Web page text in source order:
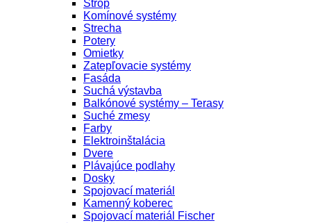
Strop
Komínové systémy
Strecha
Potery
Omietky
Zatepľovacie systémy
Fasáda
Suchá výstavba
Balkónové systémy – Terasy
Suché zmesy
Farby
Elektroinštalácia
Dvere
Plávajúce podlahy
Dosky
Spojovací materiál
Kamenný koberec
Spojovací materiál Fischer